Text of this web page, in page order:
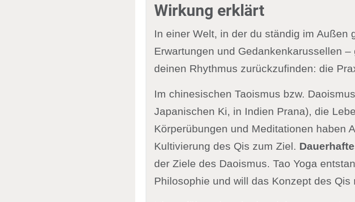
Wirkung erklärt
In einer Welt, in der du ständig im Außen
Erwartungen und Gedankenkarussellen
deinen Rhythmus zurückzufinden: die
Im chinesischen Taoismus bzw.
Japanischen Ki, in Indien Prana), die
Körperübungen und Meditationen haben
Kultivierung des Qis zum Ziel.
der Ziele des Daoismus. Tao Yoga
Philosophie und will das Konzept des Qis